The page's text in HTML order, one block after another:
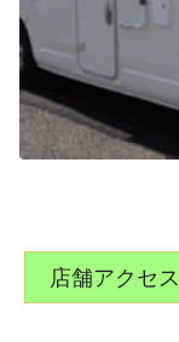
店舗アクセス